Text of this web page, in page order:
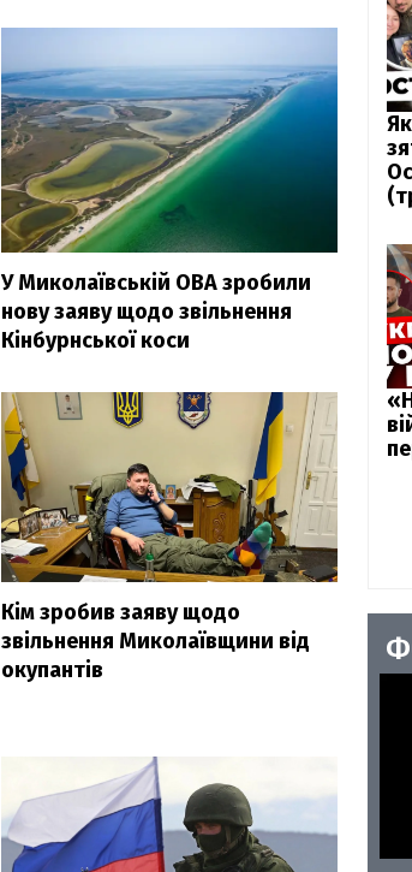
У Миколаївській ОВА зробили
нову заяву щодо звільнення
Кінбурнської коси
Кім зробив заяву щодо
звільнення Миколаївщини від
окупантів